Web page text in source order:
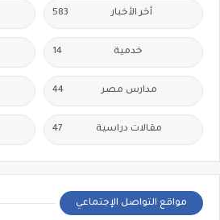
أخر الأخبار 583
خدمية 14
مدارس مصر 44
مقالات دراسية 47
مواقع التواصل الإجتماعي